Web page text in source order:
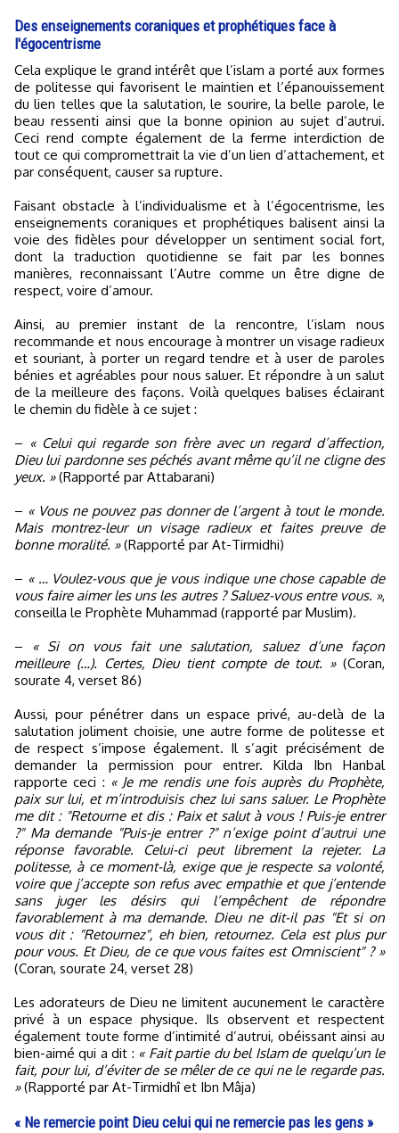
Des enseignements coraniques et prophétiques face à
l'égocentrisme
Cela explique le grand intérêt que l’islam a porté aux formes
de politesse qui favorisent le maintien et l’épanouissement
du lien telles que la salutation, le sourire, la belle parole, le
beau ressenti ainsi que la bonne opinion au sujet d’autrui.
Ceci rend compte également de la ferme interdiction de
tout ce qui compromettrait la vie d’un lien d’attachement, et
par conséquent, causer sa rupture.
Faisant obstacle à l’individualisme et à l’égocentrisme, les
enseignements coraniques et prophétiques balisent ainsi la
voie des fidèles pour développer un sentiment social fort,
dont la traduction quotidienne se fait par les bonnes
manières, reconnaissant l’Autre comme un être digne de
respect, voire d’amour.
Ainsi, au premier instant de la rencontre, l’islam nous
recommande et nous encourage à montrer un visage radieux
et souriant, à porter un regard tendre et à user de paroles
bénies et agréables pour nous saluer. Et répondre à un salut
de la meilleure des façons. Voilà quelques balises éclairant
le chemin du fidèle à ce sujet :
– « Celui qui regarde son frère avec un regard d’affection,
Dieu lui pardonne ses péchés avant même qu’il ne cligne des
yeux. »(Rapporté par Attabarani)
– « Vous ne pouvez pas donner de l’argent à tout le monde.
Mais montrez-leur un visage radieux et faites preuve de
bonne moralité. »(Rapporté par At-Tirmidhi)
– « … Voulez-vous que je vous indique une chose capable de
vous faire aimer les uns les autres ? Saluez-vous entre vous. »,
conseilla le Prophète Muhammad (rapporté par Muslim).
–
« Si on vous fait une salutation, saluez d’une façon
meilleure (…). Certes, Dieu tient compte de tout. »(Coran,
sourate 4, verset 86)
Aussi, pour pénétrer dans un espace privé, au-delà de la
salutation joliment choisie, une autre forme de politesse et
de respect s’impose également. Il s’agit précisément de
demander la permission pour entrer. Kilda Ibn Hanbal
rapporte ceci : « Je me rendis une fois auprès du Prophète,
paix sur lui, et m’introduisis chez lui sans saluer. Le Prophète
me dit : "Retourne et dis : Paix et salut à vous ! Puis-je entrer
?" Ma demande "Puis-je entrer ?" n’exige point d’autrui une
réponse favorable. Celui-ci peut librement la rejeter. La
politesse, à ce moment-là, exige que je respecte sa volonté,
voire que j’accepte son refus avec empathie et que j’entende
sans juger les désirs qui l’empêchent de répondre
favorablement à ma demande. Dieu ne dit-il pas "Et si on
vous dit : "Retournez", eh bien, retournez. Cela est plus pur
pour vous. Et Dieu, de ce que vous faites est Omniscient" ? »
(Coran, sourate 24, verset 28)
Les adorateurs de Dieu ne limitent aucunement le caractère
privé à un espace physique. Ils observent et respectent
également toute forme d’intimité d’autrui, obéissant ainsi au
bien-aimé qui a dit : « Fait partie du bel Islam de quelqu’un le
fait, pour lui, d’éviter de se mêler de ce qui ne le regarde pas.
»(Rapporté par At-Tirmidhî et Ibn Mâja)
« Ne remercie point Dieu celui qui ne remercie pas les gens »